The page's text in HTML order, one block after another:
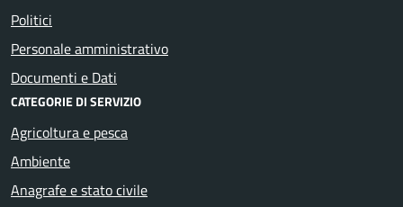
Politici
Personale amministrativo
Documenti e Dati
CATEGORIE DI SERVIZIO
Agricoltura e pesca
Ambiente
Anagrafe e stato civile